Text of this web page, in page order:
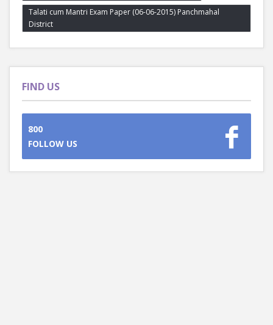
Talati cum Mantri Exam Paper (06-06-2015) Panchmahal
District
FIND US
800
FOLLOW US